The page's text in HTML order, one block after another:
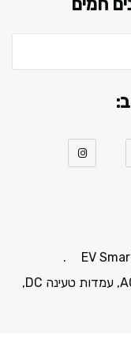
חמים
EV
.
מתמחים ביבוא והתקנות עמדות טעינה AC, עמדות טעינה DC,